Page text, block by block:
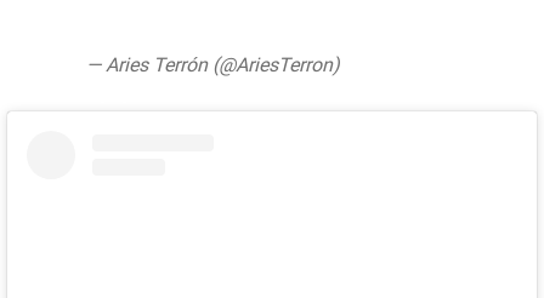
— Aries Terrón (@AriesTerron)